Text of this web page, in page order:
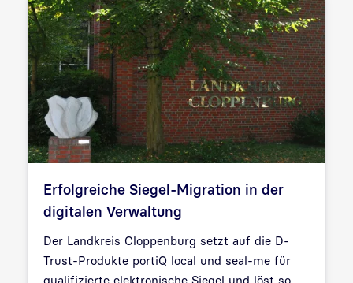
Erfolgreiche Siegel-Migration in der
digitalen Verwaltung
Der Landkreis Cloppenburg setzt auf die D-
Trust-Produkte portiQ local und seal-me für
qualifizierte elektronische Siegel und löst so